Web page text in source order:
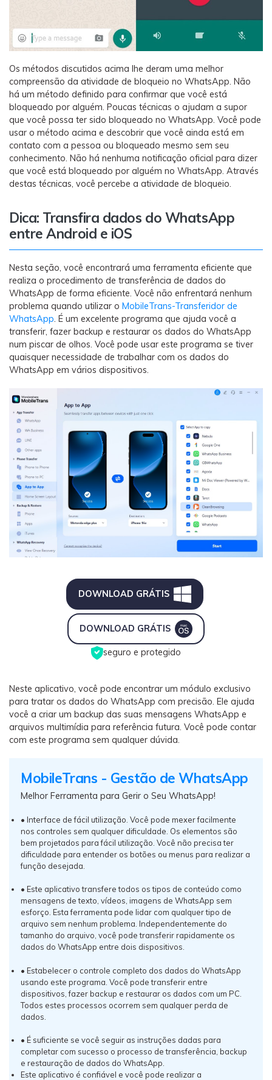
Os métodos discutidos acima lhe deram uma melhor
compreensão da atividade de bloqueio no WhatsApp. Não
há um método definido para confirmar que você está
bloqueado por alguém. Poucas técnicas o ajudam a supor
que você possa ter sido bloqueado no WhatsApp. Você pode
usar o método acima e descobrir que você ainda está em
contato com a pessoa ou bloqueado mesmo sem seu
conhecimento. Não há nenhuma notificação oficial para dizer
que você está bloqueado por alguém no WhatsApp. Através
destas técnicas, você percebe a atividade de bloqueio.
Dica: Transfira dados do WhatsApp
entre Android e iOS
Nesta seção, você encontrará uma ferramenta eficiente que
realiza o procedimento de transferência de dados do
WhatsApp de forma eficiente. Você não enfrentará nenhum
problema quando utilizar o MobileTrans-Transferidor de
WhatsApp. É um excelente programa que ajuda você a
transferir, fazer backup e restaurar os dados do WhatsApp
num piscar de olhos. Você pode usar este programa se tiver
quaisquer necessidade de trabalhar com os dados do
WhatsApp em vários dispositivos.
DOWNLOAD GRÁTIS
DOWNLOAD GRÁTIS
seguro e protegido
Neste aplicativo, você pode encontrar um módulo exclusivo
para tratar os dados do WhatsApp com precisão. Ele ajuda
você a criar um backup das suas mensagens WhatsApp e
arquivos multimídia para referência futura. Você pode contar
com este programa sem qualquer dúvida.
MobileTrans - Gestão de WhatsApp
Melhor Ferramenta para Gerir o Seu WhatsApp!
• Interface de fácil utilização. Você pode mexer facilmente
nos controles sem qualquer dificuldade. Os elementos são
bem projetados para fácil utilização. Você não precisa ter
dificuldade para entender os botões ou menus para realizar a
função desejada.
• Este aplicativo transfere todos os tipos de conteúdo como
mensagens de texto, vídeos, imagens de WhatsApp sem
esforço. Esta ferramenta pode lidar com qualquer tipo de
arquivo sem nenhum problema. Independentemente do
tamanho do arquivo, você pode transferir rapidamente os
dados do WhatsApp entre dois dispositivos.
• Estabelecer o controle completo dos dados do WhatsApp
usando este programa. Você pode transferir entre
dispositivos, fazer backup e restaurar os dados com um PC.
Todos estes processos ocorrem sem qualquer perda de
dados.
• É suficiente se você seguir as instruções dadas para
completar com sucesso o processo de transferência, backup
e restauração de dados do WhatsApp.
Este aplicativo é confiável e você pode realizar a